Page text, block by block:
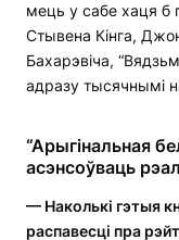
мець у сабе хаця б
Стывена Кінга,
Бахарэвіча,
адразу тысячнымі
“Арыгінальная
асэнсоўваць
— Наколькі гэтыя
распавесці пра